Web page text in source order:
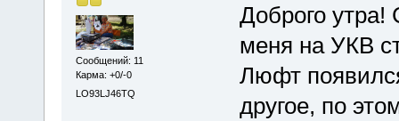
Сообщений: 11
Карма: +0/-0
LO93LJ46TQ
Доброго утра!
меня на УКВ
Люфт
другое, по